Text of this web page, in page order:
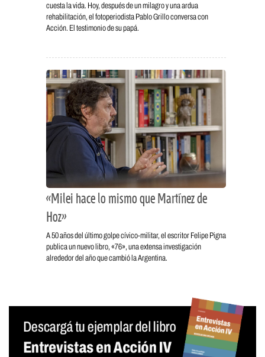
cuesta la vida. Hoy, después de un milagro y una ardua
rehabilitación, el fotoperiodista Pablo Grillo conversa con
Acción. El testimonio de su papá.
«Milei hace lo mismo que Martínez de
Hoz»
A 50 años del último golpe cívico-militar, el escritor Felipe Pigna
publica un nuevo libro, «76», una extensa investigación
alrededor del año que cambió la Argentina.